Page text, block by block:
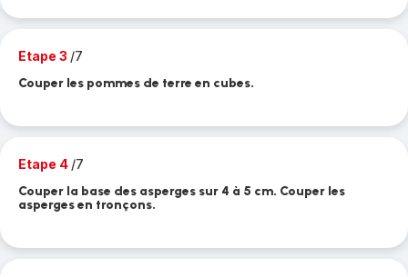
Etape 3 /7
Couper les pommes de terre en cubes.
Etape 4 /7
Couper la base des asperges sur 4 à 5 cm. Couper les
asperges en tronçons.